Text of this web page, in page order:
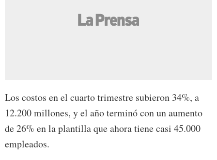
Los costos en el cuarto trimestre subieron 34%, a
12.200 millones, y el año terminó con un aumento
de 26% en la plantilla que ahora tiene casi 45.000
empleados.